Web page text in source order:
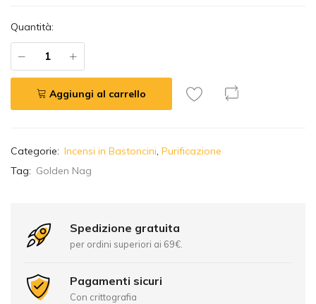
Quantità:
Aggiungi al carrello
l
t
Categorie: Incensi in Bastoncini, Purificazione
Tag: Golden Nag
Spedizione gratuita
per ordini superiori ai 69€.
Pagamenti sicuri
Con crittografia